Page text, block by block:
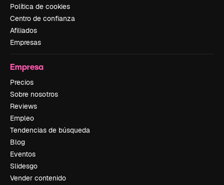
Política de cookies
Centro de confianza
Afiliados
Empresas
Empresa
Precios
Sobre nosotros
Reviews
Empleo
Tendencias de búsqueda
Blog
Eventos
Slidesgo
Vender contenido